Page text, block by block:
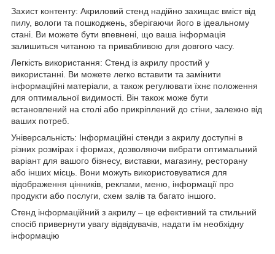
Захист контенту: Акриловий стенд надійно захищає вміст від
пилу, вологи та пошкоджень, зберігаючи його в ідеальному
стані. Ви можете бути впевнені, що ваша інформація
залишиться читаною та привабливою для довгого часу.
Легкість використання: Стенд із акрилу простий у
використанні. Ви можете легко вставити та замінити
інформаційні матеріали, а також регулювати їхнє положення
для оптимальної видимості. Він також може бути
встановлений на столі або прикріплений до стіни, залежно від
ваших потреб.
Універсальність: Інформаційні стенди з акрилу доступні в
різних розмірах і формах, дозволяючи вибрати оптимальний
варіант для вашого бізнесу, виставки, магазину, ресторану
або інших місць. Вони можуть використовуватися для
відображення цінників, реклами, меню, інформації про
продукти або послуги, схем залів та багато іншого.
Стенд інформаційний з акрилу – це ефективний та стильний
спосіб привернути увагу відвідувачів, надати їм необхідну
інформацію